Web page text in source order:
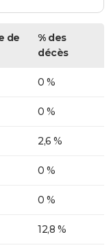
de
% des
décès
0 %
0 %
2,6 %
0 %
0 %
12,8 %